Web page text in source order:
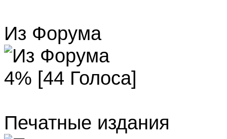
Из Форума
4% [44 Голоса]
Печатные издания